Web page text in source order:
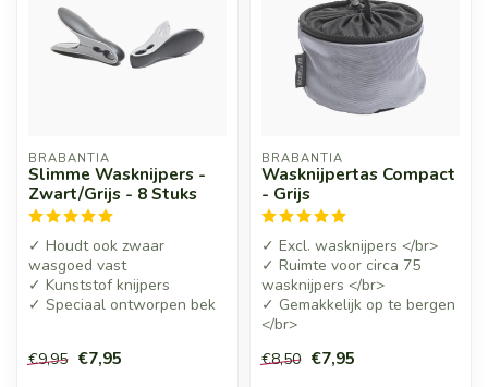
BRABANTIA
Slimme Wasknijpers -
Zwart/Grijs - 8 Stuks
✓ Houdt ook zwaar
wasgoed vast
✓ Kunststof knijpers
✓ Speciaal ontworpen bek
€9,95 €7,95
BRABANTIA
Wasknijpertas Compact
- Grijs
✓ Excl. wasknijpers </br>
✓ Ruimte voor circa 75
wasknijpers </br>
✓ Gemakkelijk op te bergen
</br>
€8,50 €7,95